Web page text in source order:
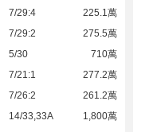
7/29:4
225.1萬
7/29:2
275.5萬
5/30
710萬
7/21:1
277.2萬
7/26:2
261.2萬
14/33,33A
1,800萬